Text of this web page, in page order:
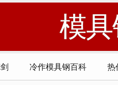
模
冷作模具钢百科 热